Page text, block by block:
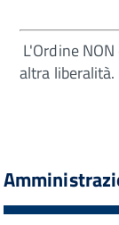
L'Ordine
altra liberalità.